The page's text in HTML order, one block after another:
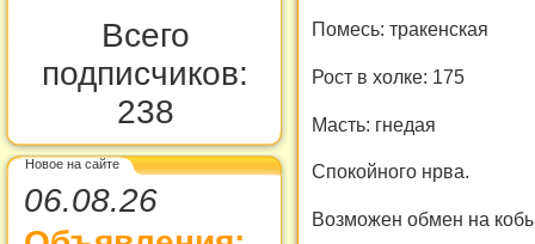
Всего
подписчиков:
238
Новое на сайте
06.08.26
Помесь: тракенская
Рост в холке: 175
Масть: гнедая
Спокойного нрва.
Возможен обмен на